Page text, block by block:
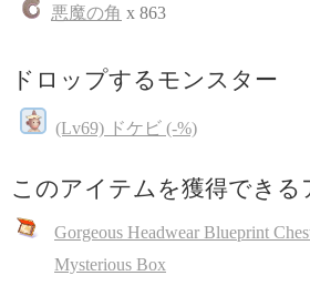
悪魔の角 x 863
ドロップするモンスター
(Lv69) ドケビ (-%)
このアイテムを獲得できる
Gorgeous Headwear Blueprint
Mysterious Box